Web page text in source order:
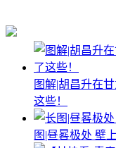
图解|胡昌升在
这些！
图|昼晷极处 壁